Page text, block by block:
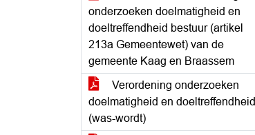
onderzoeken doelmatigheid en
doeltreffendheid bestuur (artikel
213a Gemeentewet) van de
gemeente Kaag en Braassem
Verordening onderzoeken
doelmatigheid en doeltreffendheid
(was-wordt)